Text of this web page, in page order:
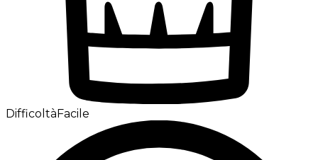
DifficoltàFacile